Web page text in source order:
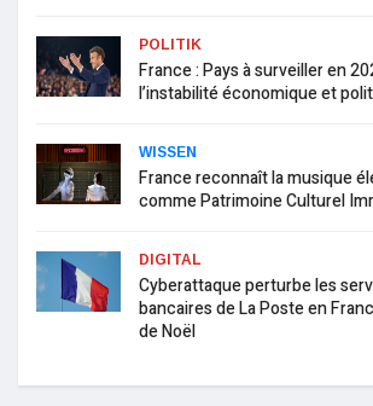
POLITIK
France : Pays à surveiller en
l’instabilité économique et
WISSEN
France reconnaît la musique
comme Patrimoine Culturel
DIGITAL
Cyberattaque perturbe les
bancaires de La Poste en
de Noël